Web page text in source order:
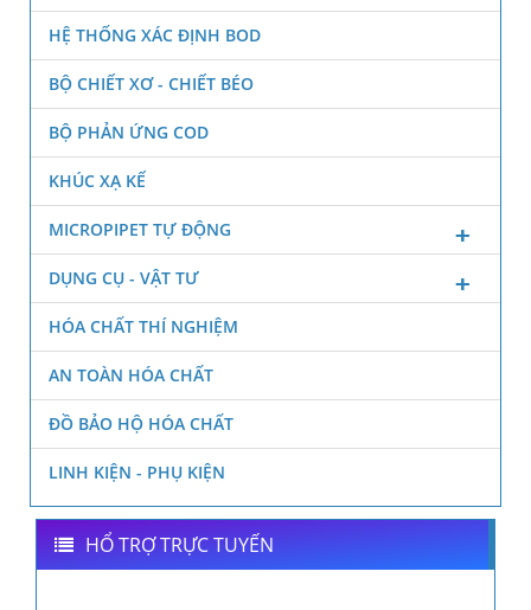
HỆ THỐNG XÁC ĐỊNH BOD
BỘ CHIẾT XƠ - CHIẾT BÉO
BỘ PHẢN ỨNG COD
KHÚC XẠ KẾ
MICROPIPET TỰ ĐỘNG
DỤNG CỤ - VẬT TƯ
HÓA CHẤT THÍ NGHIỆM
AN TOÀN HÓA CHẤT
ĐỒ BẢO HỘ HÓA CHẤT
LINH KIỆN - PHỤ KIỆN
HỔ TRỢ TRỰC TUYẾN